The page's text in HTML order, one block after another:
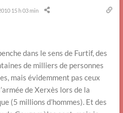
15 h 03 min
dans le sens de Furtif, des
de milliers de personnes
mais évidemment pas ceux
de Xerxès lors de la
(5 millions d’hommes). Et des